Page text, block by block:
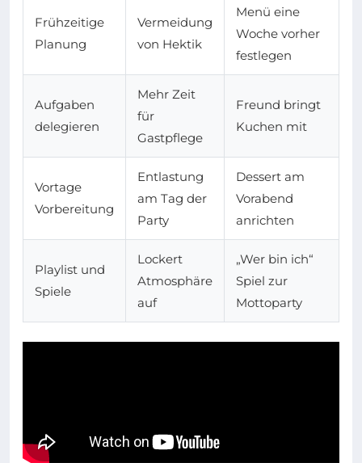
Frühzeitige
Planung
Vermeidung
von Hektik
Menü eine
Woche vorher
festlegen
Aufgaben
delegieren
Mehr Zeit
für
Gastpflege
Freund bringt
Kuchen mit
Vortage
Vorbereitung
Entlastung
am Tag der
Party
Dessert am
Vorabend
anrichten
Playlist und
Spiele
Lockert
Atmosphäre
auf
„Wer bin ich“
Spiel zur
Mottoparty